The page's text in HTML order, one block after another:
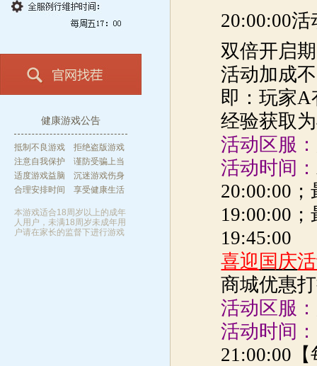
健康游戏公告
抵制不良游戏 拒绝盗版游戏
注意自我保护 谨防受骗上当
适度游戏益脑 沉迷游戏伤身
合理安排时间 享受健康生活
本游戏适合18周岁以上的成年
人用户，未满18周岁未成年用
户请在家长的监督下进行游戏
20:00:00
双倍开启
活动加成
即：玩家A
经验获取
活动区服：
活动时间：
20:00:00
19:00:00
19:45:00
喜迎 国庆
商城优惠
活动区服：
活动时间：
21:00:00